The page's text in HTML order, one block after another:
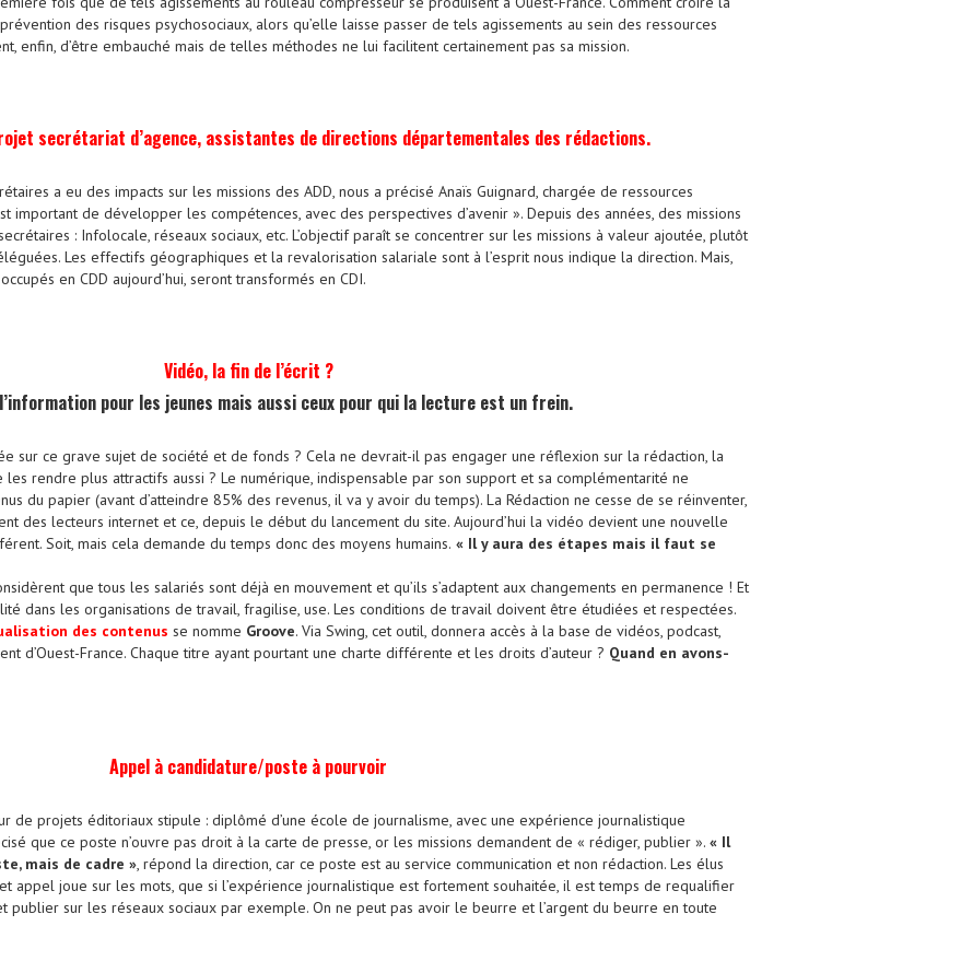
des risques psychosociaux, alors qu’elle laisse passer de tels agissements au sein des ressources
enfin, d’être embauché mais de telles méthodes ne lui facilitent certainement pas sa mission.
secrétariat d’agence, assistantes de directions départementales des rédactions.
a eu des impacts sur les missions des ADD, nous a précisé Anaïs Guignard, chargée de ressources
important de développer les compétences, avec des perspectives d’avenir ». Depuis des années, des missions
: Infolocale, réseaux sociaux, etc. L’objectif paraît se concentrer sur les missions à valeur ajoutée, plutôt
Les effectifs géographiques et la revalorisation salariale sont à l’esprit nous indique la direction. Mais,
en CDD aujourd’hui, seront transformés en CDI.
Vidéo, la fin de l’écrit ?
l’information pour les jeunes mais aussi ceux pour qui la lecture est un frein.
sur ce grave sujet de société et de fonds ? Cela ne devrait-il pas engager une réflexion sur la rédaction, la
rendre plus attractifs aussi ? Le numérique, indispensable par son support et sa complémentarité ne
du papier (avant d’atteindre 85% des revenus, il va y avoir du temps). La Rédaction ne cesse de se réinventer,
des lecteurs internet et ce, depuis le début du lancement du site. Aujourd’hui la vidéo devient une nouvelle
Soit, mais cela demande du temps donc des moyens humains. « Il y aura des étapes mais il faut se
que tous les salariés sont déjà en mouvement et qu’ils s’adaptent aux changements en permanence ! Et
dans les organisations de travail, fragilise, use. Les conditions de travail doivent être étudiées et respectées.
des contenus se nomme Groove. Via Swing, cet outil, donnera accès à la base de vidéos, podcast,
d’Ouest-France. Chaque titre ayant pourtant une charte différente et les droits d’auteur ? Quand en avons-
Appel à candidature/poste à pourvoir
de projets éditoriaux stipule : diplômé d’une école de journalisme, avec une expérience journalistique
que ce poste n’ouvre pas droit à la carte de presse, or les missions demandent de « rédiger, publier ». « Il
mais de cadre », répond la direction, car ce poste est au service communication et non rédaction. Les élus
appel joue sur les mots, que si l’expérience journalistique est fortement souhaitée, il est temps de requalifier
publier sur les réseaux sociaux par exemple. On ne peut pas avoir le beurre et l’argent du beurre en toute